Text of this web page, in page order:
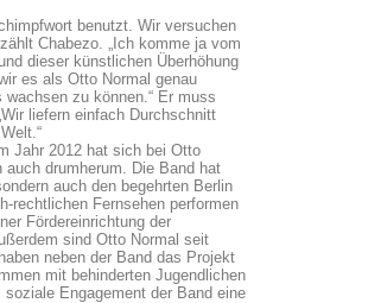
benutzt. Wir versuchen
Chabezo. „Ich komme ja vom
dieser künstlichen Überhöhung
es als Otto Normal genau
zu können.“ Er muss
liefern einfach Durchschnitt
Jahr 2012 hat sich bei Otto
drumherum. Die Band hat
auch den begehrten Berlin
rechtlichen Fernsehen performen
Fördereinrichtung der
sind Otto Normal seit
neben der Band das Projekt
mit behinderten Jugendlichen
Engagement der Band eine